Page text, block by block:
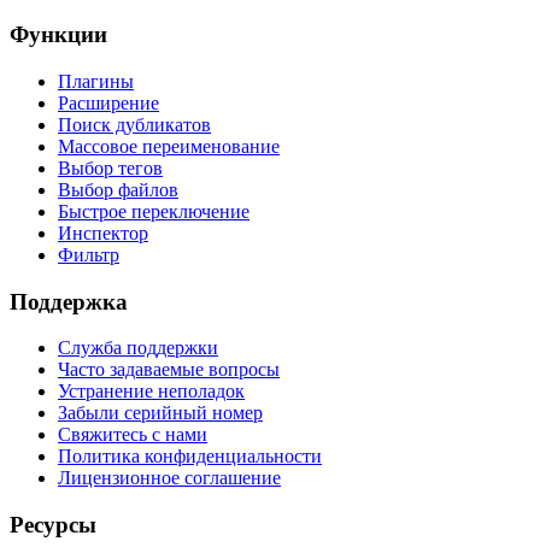
Функции
Плагины
Расширение
Поиск дубликатов
Массовое переименование
Выбор тегов
Выбор файлов
Быстрое переключение
Инспектор
Фильтр
Поддержка
Служба поддержки
Часто задаваемые вопросы
Устранение неполадок
Забыли серийный номер
Свяжитесь с нами
Политика конфиденциальности
Лицензионное соглашение
Ресурсы